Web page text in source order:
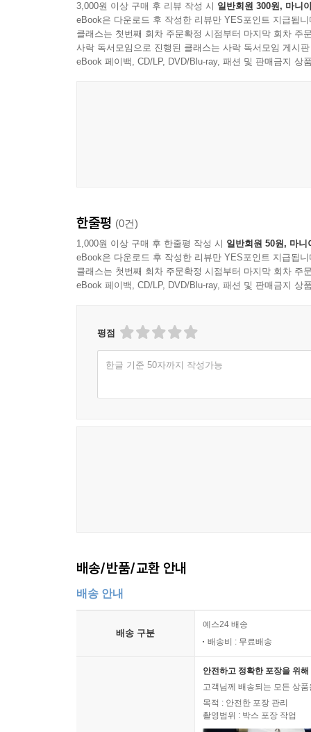
생태매운탕
김치찌개
민어감정
새우명란 완자탕
모둠알탕
영양꼬리곰탕
PART 04 문화센터 수강생들이 뽑은 최고의 씨푸드
해삼선
대하바비큐
새우살 새송이버섯구이
멍게회
홍합초
PART 05 술집보다 폼나는 뚝딱 술안주
매운고추잡채
3,000원 이상 구매 후 리뷰 작성 시 일반회원 300원, 마니
eBook은 다운로드 후 작성한 리뷰만 YES포인트 지급됩니
클래스는 첫번째 회차 주문확정 시점부터 마지막 회차 주
사락 독서모임으로 진행된 클래스는 사락 독서모임 게시
eBook 페이백, CD/LP, DVD/Blu-ray, 패션 및 판매금지 상
한줄평 (0건)
1,000원 이상 구매 후 한줄평 작성 시 일반회원 50원, 마니
eBook은 다운로드 후 작성한 리뷰만 YES포인트 지급됩니
클래스는 첫번째 회차 주문확정 시점부터 마지막 회차 주
eBook 페이백, CD/LP, DVD/Blu-ray, 패션 및 판매금지 상
평점
한글 기준 50자까지 작성가능
배송/반품/교환 안내
배송 안내
배송 구분
예스24 배송
배송비 : 무료배송
안전하고 정확한 포장을 위
고객님께 배송되는 모든 상
목적 : 안전한 포장 관리
촬영범위 : 박스 포장 작업